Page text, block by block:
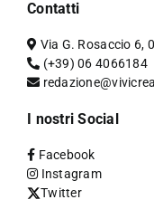
Contatti
Via G. Rosaccio 6,
(+39) 06 4066184
I nostri Social
Facebook
Instagram
Twitter